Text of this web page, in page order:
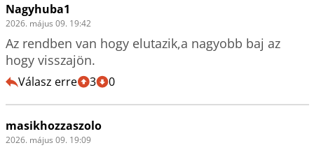
Nagyhuba1
2026. május 09. 19:42
Az rendben van hogy elutazik,a nagyobb baj az
hogy visszajön.
Válasz erre 3 0
masikhozzaszolo
2026. május 09. 19:09